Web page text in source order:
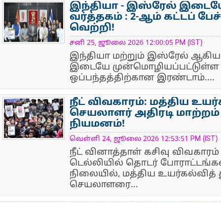
NewsIcon
இந்தியா - இஸ்ரேல்
வர்த்தகம் : 2-ஆம் கட்டப்
வெற்றி!
சனி 25, ஜூலை 2026 12:00:05 PM (IST)
இந்தியா மற்றும் இஸ்ரேல் ஆகிய
இடையே
ஒப்பந்தத்திற்கான இரண்டாம்....
NewsIcon
நீட் விவகாரம்: மத்திய
செயலாளர் அதிரடி மாற்றம் –
நியமனம்!
வெள்ளி 24, ஜூலை 2026 12:53:51 PM (IST)
நீட் வினாத்தாள் கசிவு
டெல்லியில் தொடர்
நிலையில், மத்திய உயர்கல்வித்
செயலாளரை...